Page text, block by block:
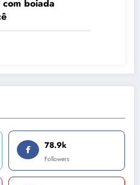
78.9k
Followers
boiada